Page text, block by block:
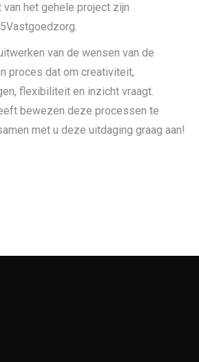
het gehele project zijn
van de wensen van de
proces dat om creativiteit,
flexibiliteit en inzicht vraagt.
bewezen deze processen te
met u deze uitdaging graag aan!